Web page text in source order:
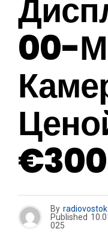
00-
€300
By radiovostok
Published
025